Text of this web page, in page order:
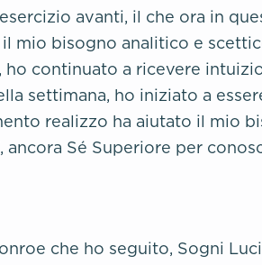
avanti, il che ora in
mio bisogno analitico e
continuato a ricevere
settimana, ho iniziato a
realizzo ha aiutato il mio
ancora Sé Superiore per
che ho seguito, Sogni